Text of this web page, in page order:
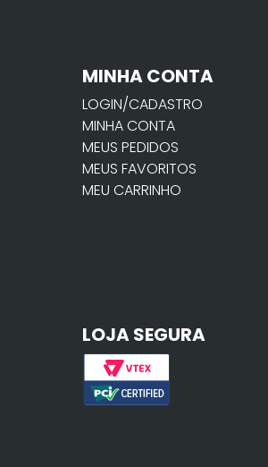
MINHA CONTA
LOGIN/CADASTRO
MINHA CONTA
MEUS PEDIDOS
MEUS FAVORITOS
MEU CARRINHO
LOJA SEGURA